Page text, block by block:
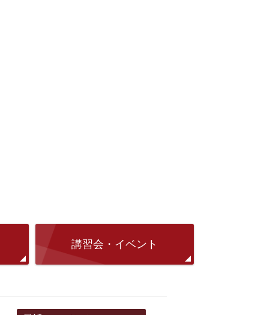
講習会・イベント